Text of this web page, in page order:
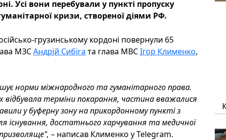
Усі вони перебували у пункті пропуску
кризи, створеної діями РФ.
грузинському кордоні повернули 65
МЗСАндрій Сибіга та глава МВСІгор Клименко,
норми міжнародного та гуманітарного права.
відбувала терміни покарання, частина вважалися
у буферну зону на прикордонному пункті з
існування, достатнього харчування та медичної
– написав Клименко у Telegram.